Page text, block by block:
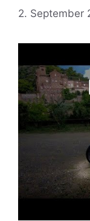
2. September